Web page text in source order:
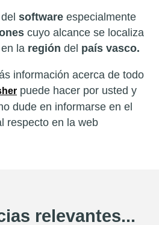
softwareespecialmente
cuyo alcance se localiza
la región del país vasco.
información acerca de todo
puede hacer por usted y
dude en informarse en el
respecto en la web
relevantes...